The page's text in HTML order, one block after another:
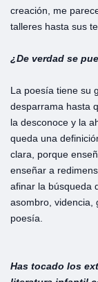
creación, me
talleres hasta sus
¿De verdad se
La poesía tiene su
desparrama hasta
la desconoce y la
queda una
clara, porque
enseñar a
afinar la búsqueda
asombro,
poesía.
Has tocado los